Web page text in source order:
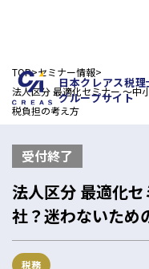
日本クレアス税
グループサイト
お問い
受付終了
法人区分 最適化
社？迷わないため
税務
TOP セミナー情報
法人区分 最適化セミナー ～中
税負担の考え方